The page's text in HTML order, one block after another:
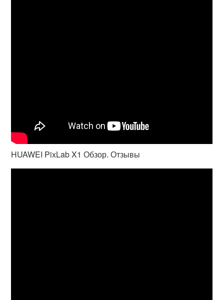
HUAWEI PixLab X1 Обзор. Отзывы